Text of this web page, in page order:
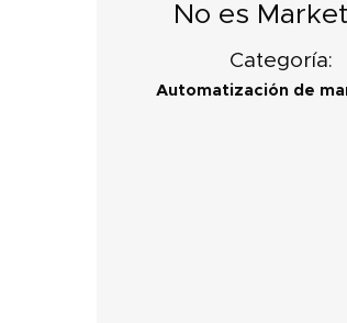
No es
Categoría:
Automatización de